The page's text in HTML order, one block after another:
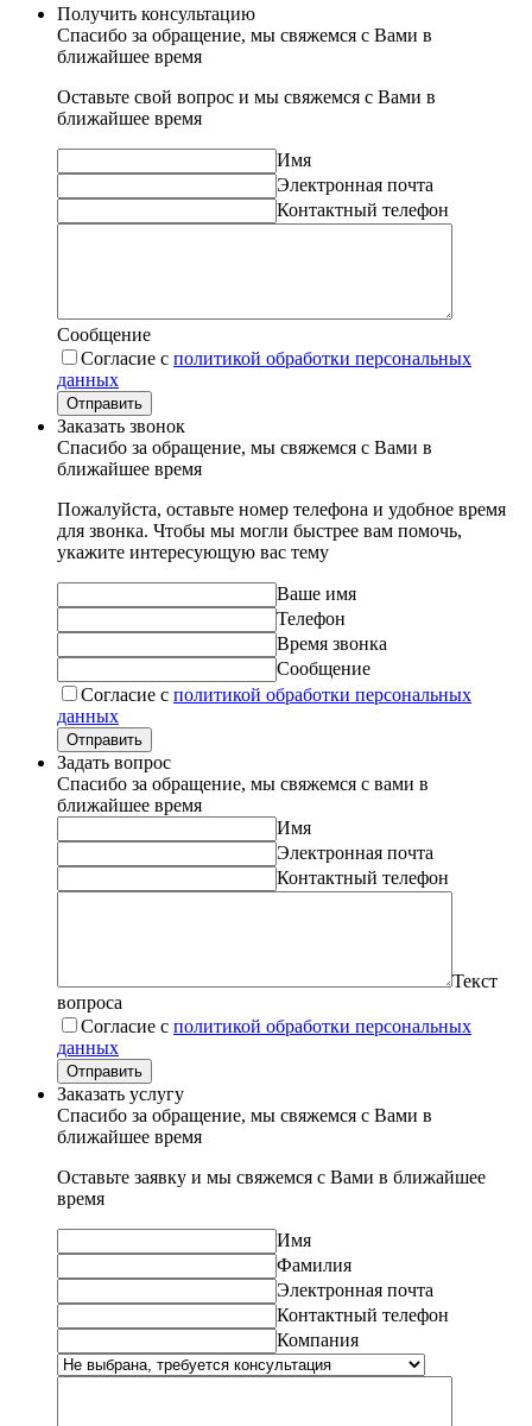
Получить консультацию
Спасибо за обращение, мы свяжемся с Вами в
ближайшее время
Оставьте свой вопрос и мы свяжемся с Вами в
ближайшее время
Имя
Электронная почта
Контактный телефон
Сообщение
Согласие с политикой обработки персональных
данных
Отправить
Заказать звонок
Спасибо за обращение, мы свяжемся с Вами в
ближайшее время
Пожалуйста, оставьте номер телефона и удобное время
для звонка. Чтобы мы могли быстрее вам помочь,
укажите интересующую вас тему
Ваше имя
Телефон
Время звонка
Сообщение
Согласие с политикой обработки персональных
данных
Отправить
Задать вопрос
Спасибо за обращение, мы свяжемся с вами в
ближайшее время
Имя
Электронная почта
Контактный телефон
Текст
вопроса
Согласие с политикой обработки персональных
данных
Отправить
Заказать услугу
Спасибо за обращение, мы свяжемся с Вами в
ближайшее время
Оставьте заявку и мы свяжемся с Вами в ближайшее
время
Имя
Фамилия
Электронная почта
Контактный телефон
Компания